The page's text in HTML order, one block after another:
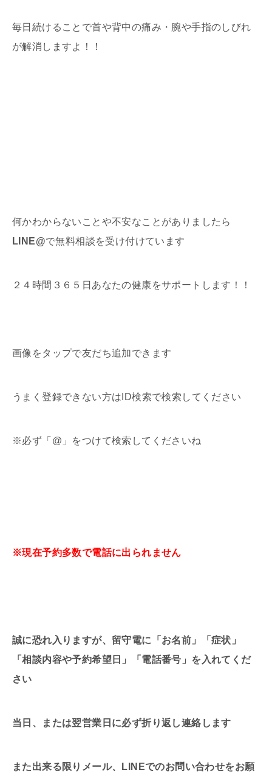
毎日続けることで首や背中の痛み・腕や手指のしびれ
が解消しますよ！！
何かわからないことや不安なことがありましたら
LINE@で無料相談を受け付けています
２４時間３６５日あなたの健康をサポートします！！
画像をタップで友だち追加できます
うまく登録できない方はID検索で検索してください
※必ず「@」をつけて検索してくださいね
※現在予約多数で電話に出られません
誠に恐れ入りますが、留守電に「お名前」「症状」
「相談内容や予約希望日」「電話番号」を入れてくだ
さい
当日、または翌営業日に必ず折り返し連絡します
また出来る限りメール、LINEでのお問い合わせをお願